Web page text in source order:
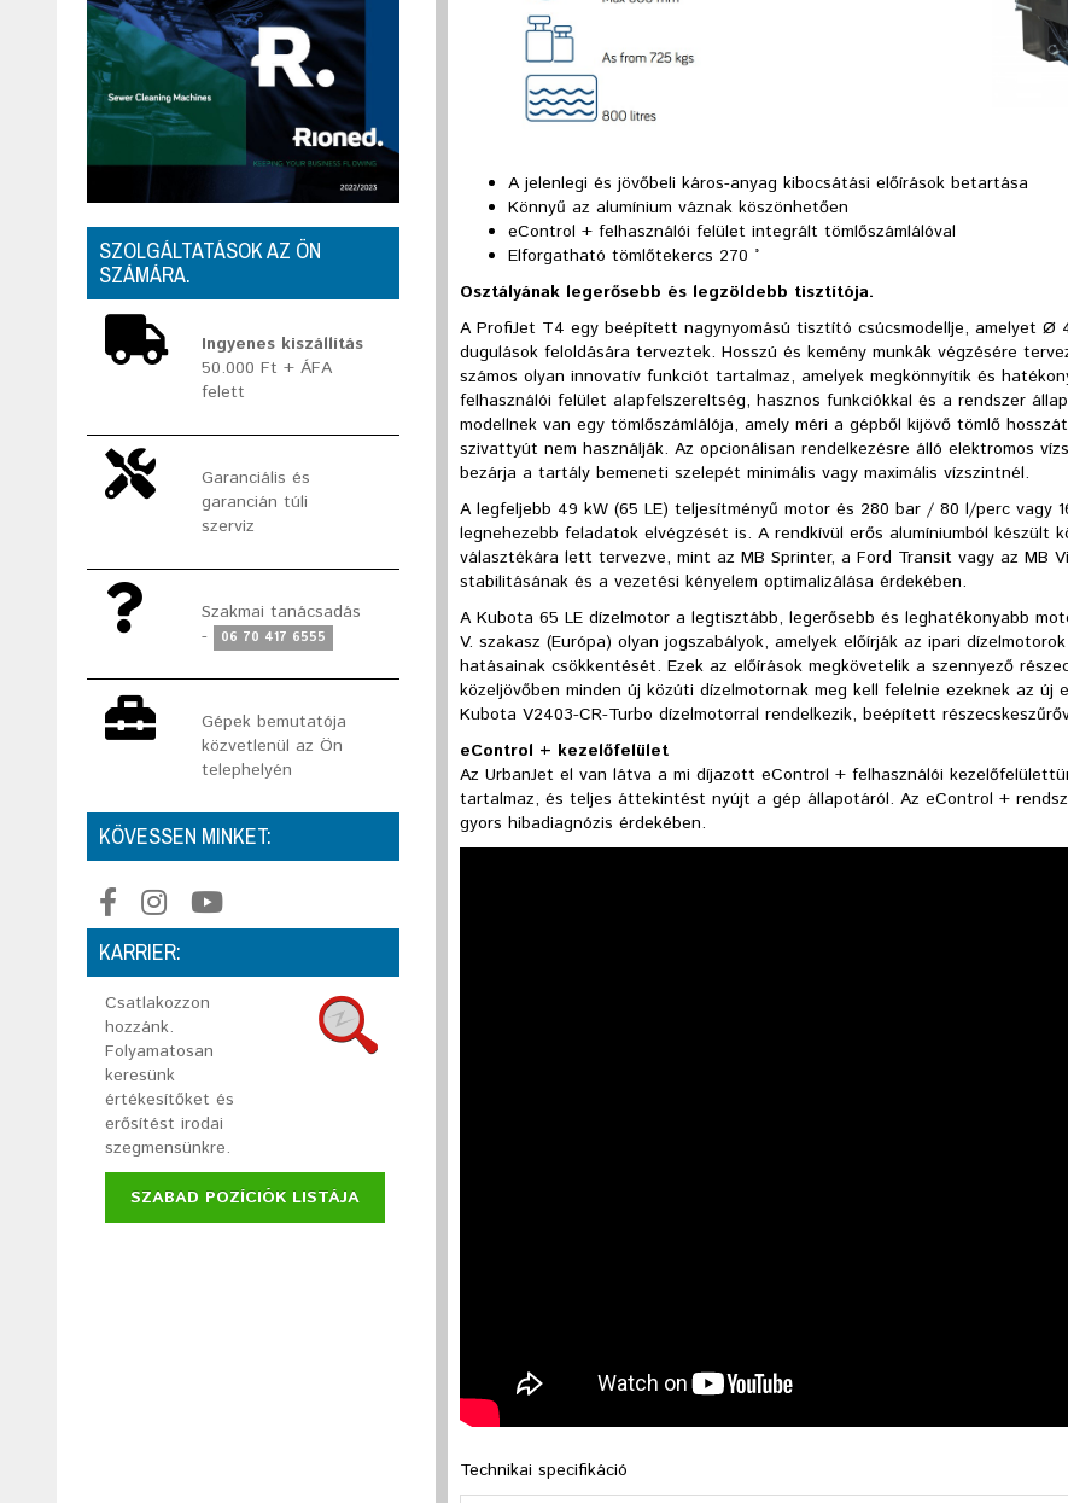
SZOLGÁLTATÁSOK AZ ÖN
SZÁMÁRA.
Ingyenes kiszállítás
50.000 Ft + ÁFA
felett
Garanciális és
garancián túli
szerviz
Szakmai tanácsadás
-
06 70 417 6555
Gépek bemutatója
közvetlenül az Ön
telephelyén
KÖVESSEN MINKET:
KARRIER:
Csatlakozzon
hozzánk.
Folyamatosan
keresünk
értékesítőket és
erősítést irodai
szegmensünkre.
SZABAD POZÍCIÓK LISTÁJA
A jelenlegi és jövőbeli káros-anyag kibocsátási előírások betartása
Könnyű az alumínium váznak köszönhetően
eControl + felhasználói felület integrált tömlőszámlálóval
Elforgatható tömlőtekercs 270 °
Osztályának legerősebb és legzöldebb tisztítója.
A ProfiJet T4 egy beépített nagynyomású tisztító csúcsmodellje, amelyet Ø
dugulások feloldására terveztek. Hosszú és kemény munkák végzésére
számos olyan innovatív funkciót tartalmaz, amelyek megkönnyítik és
felhasználói felület alapfelszereltség, hasznos funkciókkal és a rendszer
modellnek van egy tömlőszámlálója, amely méri a gépből kijövő tömlő
szivattyút nem használják. Az opcionálisan rendelkezésre álló elektromos
bezárja a tartály bemeneti szelepét minimális vagy maximális vízszintnél.
A legfeljebb 49 kW (65 LE) teljesítményű motor és 280 bar / 80 l/perc
legnehezebb feladatok elvégzését is. A rendkívül erős alumíniumból készült
választékára lett tervezve, mint az MB Sprinter, a Ford Transit vagy az MB
stabilitásának és a vezetési kényelem optimalizálása érdekében.
A Kubota 65 LE dízelmotor a legtisztább, legerősebb és leghatékonyabb
V. szakasz (Európa) olyan jogszabályok, amelyek előírják az ipari
hatásainak csökkentését. Ezek az előírások megkövetelik a szennyező
közeljövőben minden új közúti dízelmotornak meg kell felelnie ezeknek az
Kubota V2403-CR-Turbo dízelmotorral rendelkezik, beépített
eControl + kezelőfelület
Az UrbanJet el van látva a mi díjazott eControl + felhasználói
tartalmaz, és teljes áttekintést nyújt a gép állapotáról. Az eControl +
gyors hibadiagnózis érdekében.
Technikai specifikáció